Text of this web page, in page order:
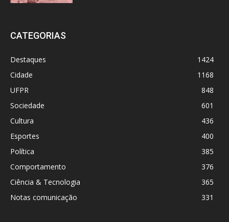
CATEGORIAS
Destaques
1424
Cidade
1168
UFPR
848
Sociedade
601
Cultura
436
Esportes
400
Política
385
Comportamento
376
Ciência & Tecnologia
365
Notas comunicação
331